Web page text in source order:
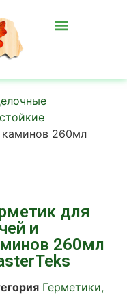
каминов 260мл
для
и
260мл
Герметики,